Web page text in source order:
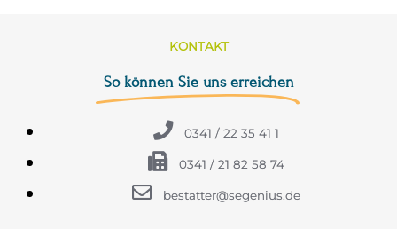
KONTAKT
So können Sie uns erreichen
0341 / 22 35 41 1
0341 / 21 82 58 74
bestatter@segenius.de